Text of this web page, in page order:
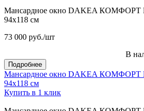
Мансардное окно DAKEA
94х118 см
73 000 руб./шт
В
Подробнее
Мансардное окно DAKEA
94х118 см
Купить в 1 клик